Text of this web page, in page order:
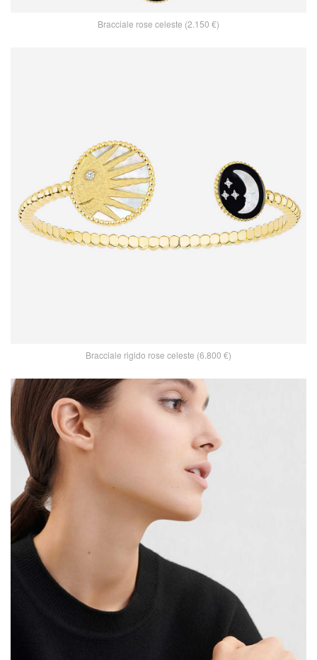
Bracciale rose celeste (2.150 €)
Bracciale rigido rose celeste (6.800 €)